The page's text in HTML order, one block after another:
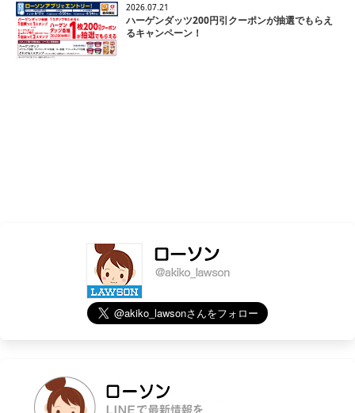
2026.07.21
ハーゲンダッツ200円引クーポンが抽選でもらえ
るキャンペーン！